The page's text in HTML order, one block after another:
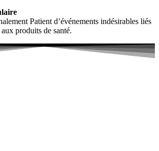
Patient d’événements indésirables liés
produits de santé.